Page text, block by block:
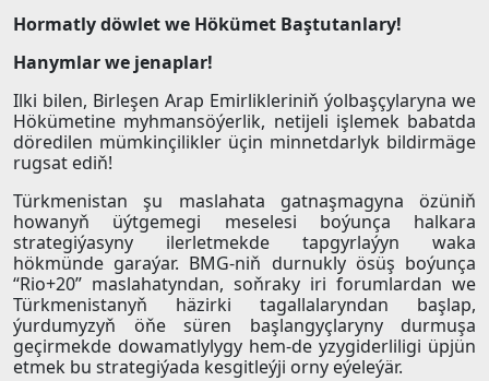
Hormatly döwlet we Hökümet Baştutanlary!
Hanymlar we jenaplar!
Ilki bilen, Birleşen Arap Emirlikleriniň ýolbaşçylaryna we
Hökümetine myhmansöýerlik, netijeli işlemek babatda
döredilen mümkinçilikler üçin minnetdarlyk bildirmäge
rugsat ediň!
Türkmenistan şu maslahata gatnaşmagyna özüniň
howanyň üýtgemegi meselesi boýunça halkara
strategiýasyny ilerletmekde tapgyrlaýyn waka
hökmünde garaýar. BMG-niň durnukly ösüş boýunça
“Rio+20” maslahatyndan, soňraky iri forumlardan we
Türkmenistanyň häzirki tagallalaryndan başlap,
ýurdumyzyň öňe süren başlangyçlaryny durmuşa
geçirmekde dowamatlylygy hem-de yzygiderliligi üpjün
etmek bu strategiýada kesgitleýji orny eýeleýär.